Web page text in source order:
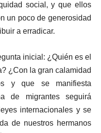
social, y que ellos
un poco de generosidad
a erradicar.
inicial: ¿Quién es el
¿Con la gran calamidad
y que se manifiesta
de migrantes seguirá
internacionales y se
de nuestros hermanos